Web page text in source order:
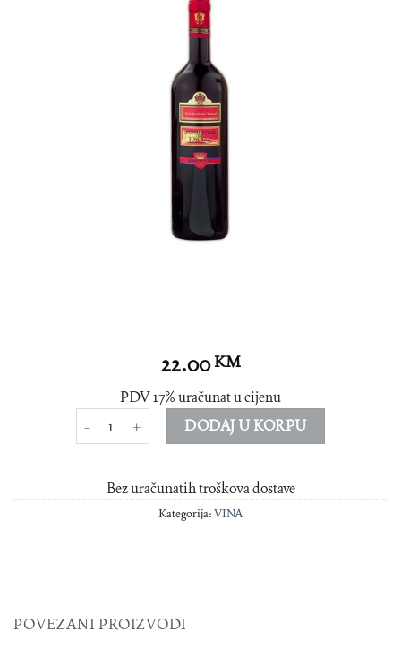
22.00KM
PDV 17% uračunat u cijenu
Sangiovese Di Toscana Marzocchi količina
DODAJ U KORPU
Bez uračunatih troškova dostave
Kategorija:VINA
POVEZANI PROIZVODI